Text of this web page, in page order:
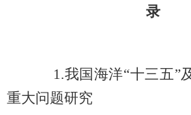
录
1.我国海洋“十三五”
重大问题研究